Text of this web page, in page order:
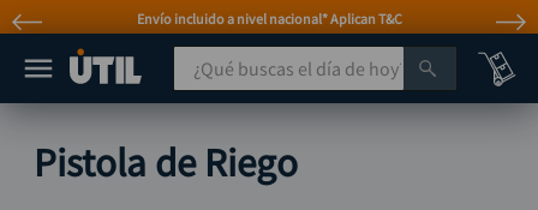
Envío incluido a nivel nacional* Aplican T&C
¿Qué buscas el día de hoy?
Pistola de Riego
taladro